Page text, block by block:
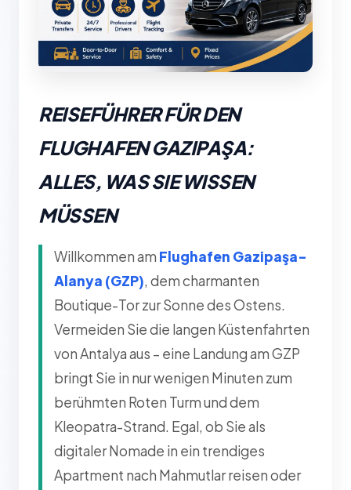
REISEFÜHRER FÜR DEN
FLUGHAFEN GAZIPAŞA:
ALLES, WAS SIE WISSEN
MÜSSEN
Willkommen am Flughafen Gazipaşa-
Alanya (GZP), dem charmanten
Boutique-Tor zur Sonne des Ostens.
Vermeiden Sie die langen Küstenfahrten
von Antalya aus – eine Landung am GZP
bringt Sie in nur wenigen Minuten zum
berühmten Roten Turm und dem
Kleopatra-Strand. Egal, ob Sie als
digitaler Nomade in ein trendiges
Apartment nach Mahmutlar reisen oder